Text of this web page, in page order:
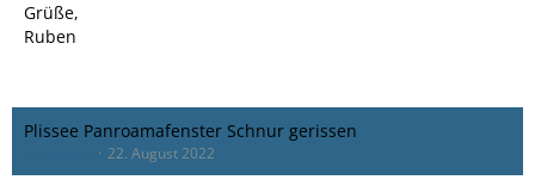
Grüße,
Ruben
Plissee Panroamafenster Schnur gerissen
22. August 2022